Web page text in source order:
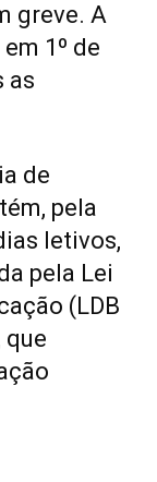
greve. A
1º de
as
de
pela
letivos,
pela Lei
(LDB
que